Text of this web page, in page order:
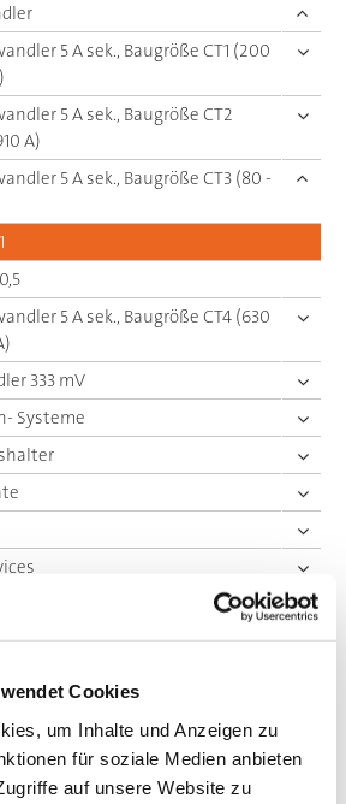
Cookies
um Inhalte und Anzeigen zu
für soziale Medien anbieten
auf unsere Website zu
5 A sek., Baugröße CT1 (200
5 A sek., Baugröße CT2
A)
5 A sek., Baugröße CT3 (80 -
5 A sek., Baugröße CT4 (630
333 mV
Systeme